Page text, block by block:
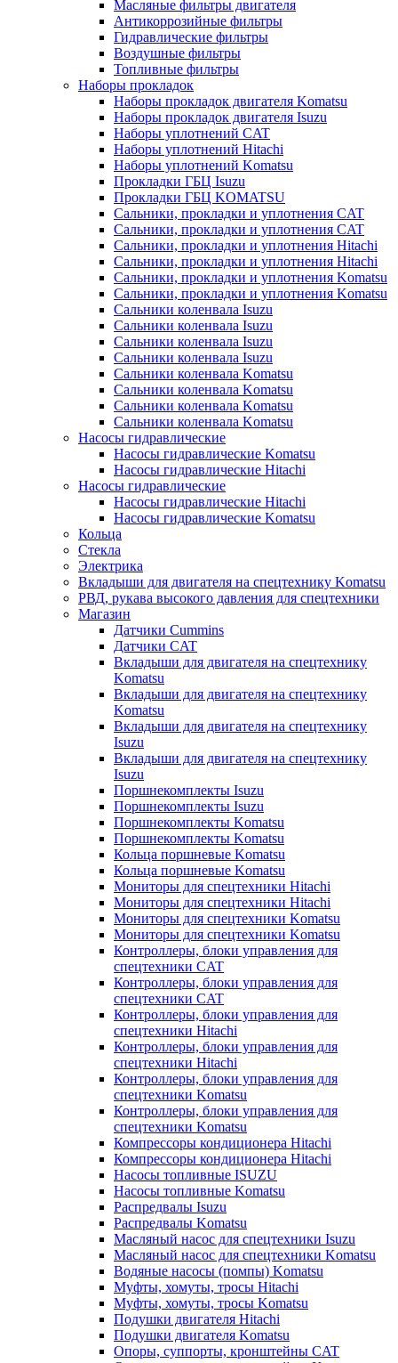
Масляные фильтры двигателя
Антикоррозийные фильтры
Гидравлические фильтры
Воздушные фильтры
Топливные фильтры
Наборы прокладок
Наборы прокладок двигателя Komatsu
Наборы прокладок двигателя Isuzu
Наборы уплотнений CAT
Наборы уплотнений Hitachi
Наборы уплотнений Komatsu
Прокладки ГБЦ Isuzu
Прокладки ГБЦ KOMATSU
Сальники, прокладки и уплотнения CAT
Сальники, прокладки и уплотнения CAT
Сальники, прокладки и уплотнения Hitachi
Сальники, прокладки и уплотнения Hitachi
Сальники, прокладки и уплотнения Komatsu
Сальники, прокладки и уплотнения Komatsu
Сальники коленвала Isuzu
Сальники коленвала Isuzu
Сальники коленвала Isuzu
Сальники коленвала Isuzu
Сальники коленвала Komatsu
Сальники коленвала Komatsu
Сальники коленвала Komatsu
Сальники коленвала Komatsu
Насосы гидравлические
Насосы гидравлические Komatsu
Насосы гидравлические Hitachi
Насосы гидравлические
Насосы гидравлические Hitachi
Насосы гидравлические Komatsu
Кольца
Стекла
Электрика
Вкладыши для двигателя на спецтехнику Komatsu
РВД, рукава высокого давления для спецтехники
Магазин
Датчики Cummins
Датчики CAT
Вкладыши для двигателя на спецтехнику
Komatsu
Вкладыши для двигателя на спецтехнику
Komatsu
Вкладыши для двигателя на спецтехнику
Isuzu
Вкладыши для двигателя на спецтехнику
Isuzu
Поршнекомплекты Isuzu
Поршнекомплекты Isuzu
Поршнекомплекты Komatsu
Поршнекомплекты Komatsu
Кольца поршневые Komatsu
Кольца поршневые Komatsu
Мониторы для спецтехники Hitachi
Мониторы для спецтехники Hitachi
Мониторы для спецтехники Komatsu
Мониторы для спецтехники Komatsu
Контроллеры, блоки управления для
спецтехники CAT
Контроллеры, блоки управления для
спецтехники CAT
Контроллеры, блоки управления для
спецтехники Hitachi
Контроллеры, блоки управления для
спецтехники Hitachi
Контроллеры, блоки управления для
спецтехники Komatsu
Контроллеры, блоки управления для
спецтехники Komatsu
Компрессоры кондиционера Hitachi
Компрессоры кондиционера Hitachi
Насосы топливные ISUZU
Насосы топливные Komatsu
Распредвалы Isuzu
Распредвалы Komatsu
Масляный насос для спецтехники Isuzu
Масляный насос для спецтехники Komatsu
Водяные насосы (помпы) Komatsu
Муфты, хомуты, тросы Hitachi
Муфты, хомуты, тросы Komatsu
Подушки двигателя Hitachi
Подушки двигателя Komatsu
Опоры, суппорты, кронштейны CAT